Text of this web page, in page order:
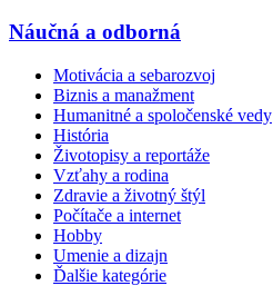
Náučná a odborná
Motivácia a sebarozvoj
Biznis a manažment
Humanitné a spoločenské vedy
História
Životopisy a reportáže
Vzťahy a rodina
Zdravie a životný štýl
Počítače a internet
Hobby
Umenie a dizajn
Ďalšie kategórie